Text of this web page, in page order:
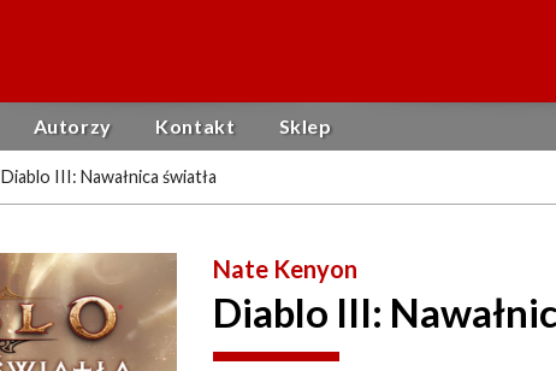
Autorzy Kontakt Sklep
Diablo III: Nawałnica światła
Nate Kenyon
Diablo III: